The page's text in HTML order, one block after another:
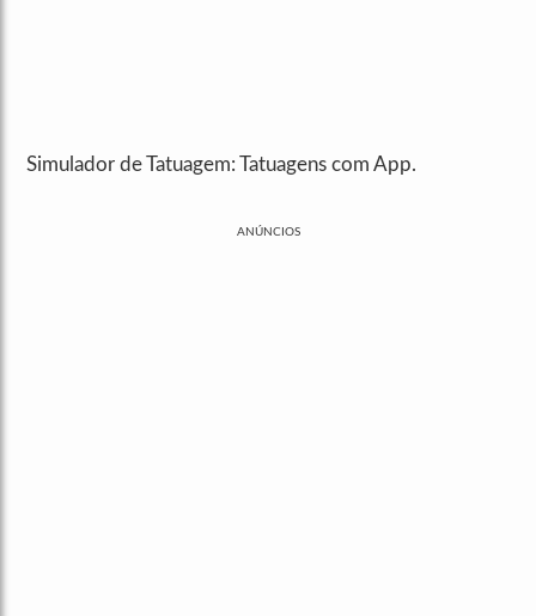
Simulador de Tatuagem: Tatuagens com App.
ANÚNCIOS